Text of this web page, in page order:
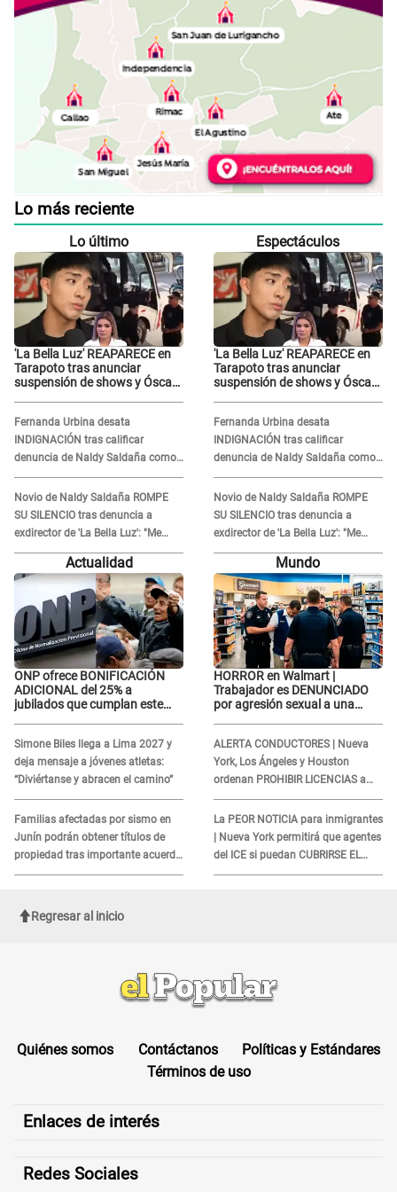
Lo más reciente
Lo último
'La Bella Luz' REAPARECE en
Tarapoto tras anunciar
suspensión de shows y Óscar
Fernanda Urbina desata
INDIGNACIÓN tras calificar
denuncia de Naldy Saldaña como
'acto bochornoso': "No es justo
atacar a otra mujer"
Novio de Naldy Saldaña ROMPE
SU SILENCIO tras denuncia a
exdirector de 'La Bella Luz': "Me
basta con que ella esté bien"
Espectáculos
'La Bella Luz' REAPARECE en
Tarapoto tras anunciar
suspensión de shows y Óscar
Fernanda Urbina desata
INDIGNACIÓN tras calificar
denuncia de Naldy Saldaña como
'acto bochornoso': "No es justo
atacar a otra mujer"
Novio de Naldy Saldaña ROMPE
SU SILENCIO tras denuncia a
exdirector de 'La Bella Luz': "Me
basta con que ella esté bien"
Actualidad
ONP ofrece BONIFICACIÓN
ADICIONAL del 25% a
jubilados que cumplan este
Simone Biles llega a Lima 2027 y
deja mensaje a jóvenes atletas:
“Diviértanse y abracen el camino”
Familias afectadas por sismo en
Junín podrán obtener títulos de
propiedad tras importante acuerdo
de Cofopri
Mundo
HORROR en Walmart |
Trabajador es DENUNCIADO
por agresión sexual a una
ALERTA CONDUCTORES | Nueva
York, Los Ángeles y Houston
ordenan PROHIBIR LICENCIAS a
quienes no presenten ESTE
DOCUMENTO
La PEOR NOTICIA para inmigrantes
| Nueva York permitirá que agentes
del ICE si puedan CUBRIRSE EL
ROSTRO
Regresar al inicio
Quiénes somos Contáctanos
Políticas y Estándares
Términos de uso
Enlaces de interés
Redes Sociales